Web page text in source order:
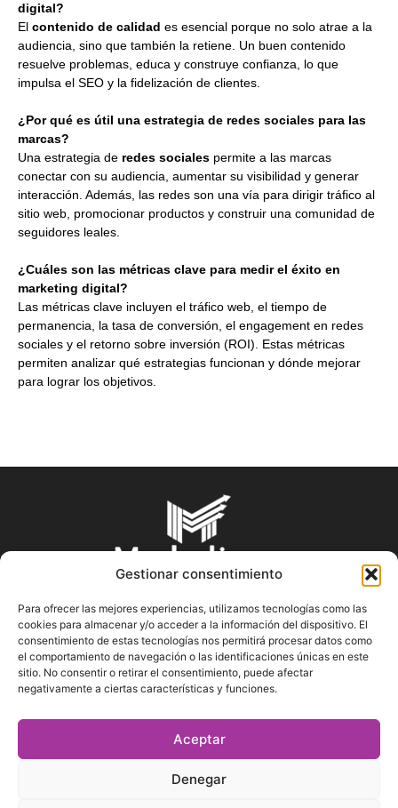
Gestionar consentimiento
Para ofrecer las mejores experiencias, utilizamos tecnologías como las
cookies para almacenar y/o acceder a la información del dispositivo. El
consentimiento de estas tecnologías nos permitirá procesar datos como
el comportamiento de navegación o las identificaciones únicas en este
sitio. No consentir o retirar el consentimiento, puede afectar
negativamente a ciertas características y funciones.
Aceptar
Denegar
digital?
El contenido de calidad es esencial porque no solo atrae a la
audiencia, sino que también la retiene. Un buen contenido
resuelve problemas, educa y construye confianza, lo que
impulsa el SEO y la fidelización de clientes.
¿Por qué es útil una estrategia de redes sociales para las
marcas?
Una estrategia de redes sociales permite a las marcas
conectar con su audiencia, aumentar su visibilidad y generar
interacción. Además, las redes son una vía para dirigir tráfico al
sitio web, promocionar productos y construir una comunidad de
seguidores leales.
¿Cuáles son las métricas clave para medir el éxito en
marketing digital?
Las métricas clave incluyen el tráfico web, el tiempo de
permanencia, la tasa de conversión, el engagement en redes
sociales y el retorno sobre inversión (ROI). Estas métricas
permiten analizar qué estrategias funcionan y dónde mejorar
para lograr los objetivos.
SOBRE NOSOTROS
En Marketin.es encontrarás la más actualizada y veraz
información sobre el mundo del marketing; consejos
SÍGUENOS